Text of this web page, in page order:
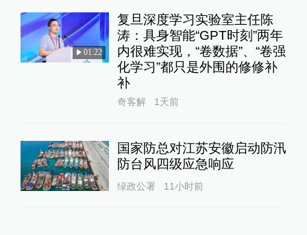
01:22
复旦深度学习实验室主任陈
涛：具身智能“GPT时刻”两年
内很难实现，“卷数据”、“卷强
化学习”都只是外围的修修补
补
奇客解 1天前
国家防总对江苏安徽启动防汛
防台风四级应急响应
绿政公署 11小时前